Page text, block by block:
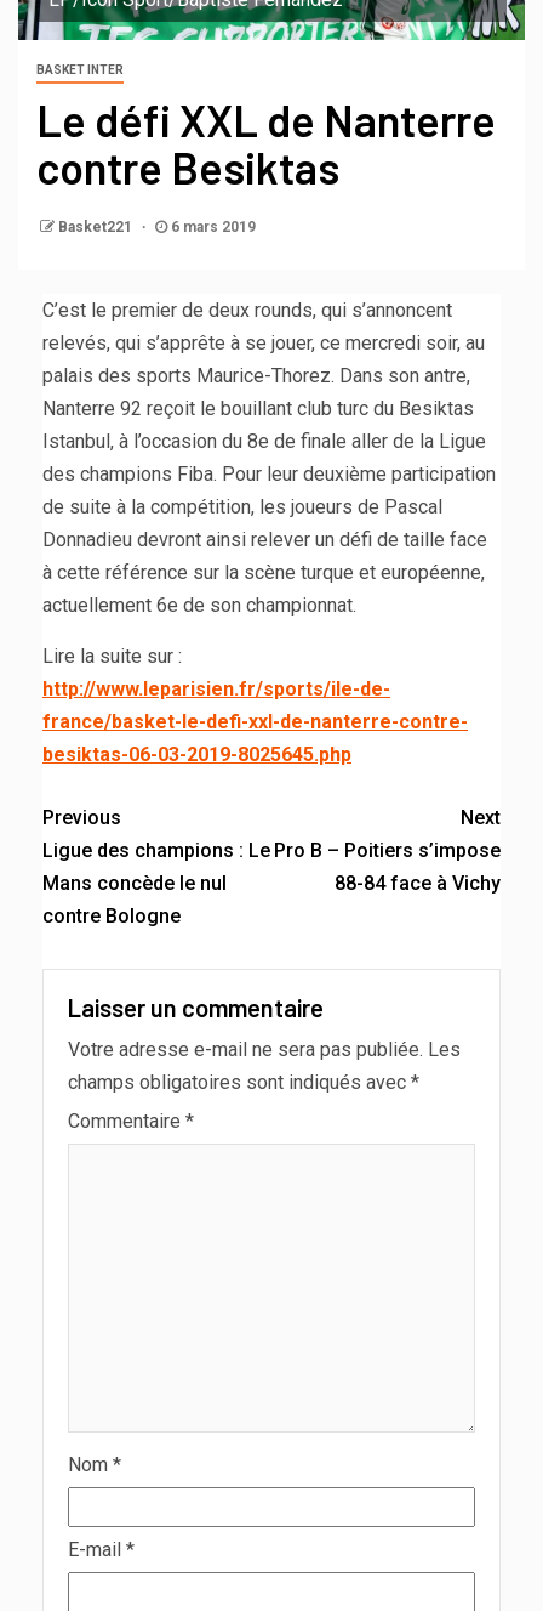
BASKET INTER
Le défi XXL de Nanterre
contre Besiktas
Basket221 6 mars 2019
C’est le premier de deux rounds, qui s’annoncent
relevés, qui s’apprête à se jouer, ce mercredi soir, au
palais des sports Maurice-Thorez. Dans son antre,
Nanterre 92 reçoit le bouillant club turc du Besiktas
Istanbul, à l’occasion du 8e de finale aller de la Ligue
des champions Fiba. Pour leur deuxième participation
de suite à la compétition, les joueurs de Pascal
Donnadieu devront ainsi relever un défi de taille face
à cette référence sur la scène turque et européenne,
actuellement 6e de son championnat.
Lire la suite sur :
http://www.leparisien.fr/sports/ile-de-
france/basket-le-defi-xxl-de-nanterre-contre-
besiktas-06-03-2019-8025645.php
Previous
Ligue des champions : Le
Mans concède le nul
contre Bologne
Next
Pro B – Poitiers s’impose
88-84 face à Vichy
Laisser un commentaire
Votre adresse e-mail ne sera pas publiée. Les
champs obligatoires sont indiqués avec *
Commentaire *
Nom *
E-mail *